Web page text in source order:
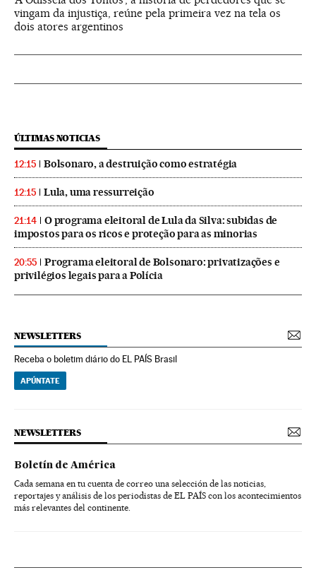
vingam da injustiça, reúne pela primeira vez na tela os
dois atores argentinos
ÚLTIMAS NOTICIAS
12:15 Bolsonaro, a destruição como estratégia
12:15 Lula, uma ressurreição
21:14
O programa eleitoral de Lula da Silva: subidas de
impostos para os ricos e proteção para as minorias
20:55
Programa eleitoral de Bolsonaro: privatizações e
privilégios legais para a Polícia
NEWSLETTERS
Receba o boletim diário do EL PAÍS Brasil
APÚNTATE
NEWSLETTERS
Boletín de América
Cada semana en tu cuenta de correo una selección de las noticias,
reportajes y análisis de los periodistas de EL PAÍS con los acontecimientos
más relevantes del continente.